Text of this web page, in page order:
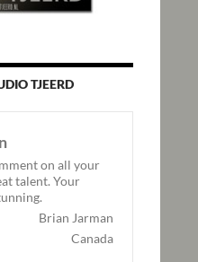
TJEERD
on all your
talent. Your
Brian Jarman
Canada